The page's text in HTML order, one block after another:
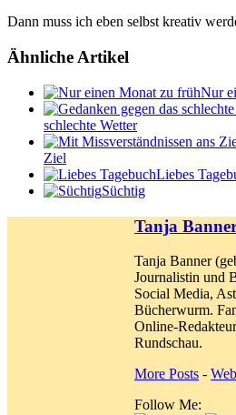
Dann muss ich eben selbst kreativ
Ähnliche Artikel
Nur
schlechte Wetter
Ziel
Liebes
Süchtig
Tanja
Tanja Banner
Journalistin und
Social Media,
Bücherwurm.
Online-
Rundschau.
More Posts -
Follow Me: